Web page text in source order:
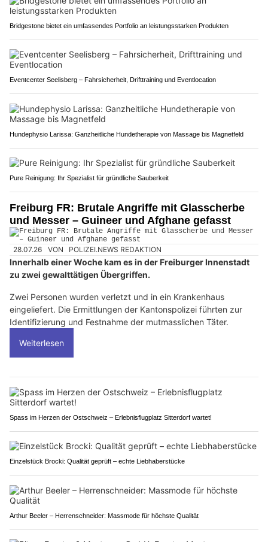
Bridgestone bietet ein umfassendes Portfolio an leistungsstarken Produkten
Eventcenter Seelisberg – Fahrsicherheit, Drifttraining und Eventlocation
Hundephysio Larissa: Ganzheitliche Hundetherapie von Massage bis Magnetfeld
Pure Reinigung: Ihr Spezialist für gründliche Sauberkeit
Freiburg FR: Brutale Angriffe mit Glasscherbe
und Messer – Guineer und Afghane gefasst
28.07.26 VON POLIZEI.NEWS REDAKTION
Innerhalb einer Woche kam es in der Freiburger Innenstadt
zu zwei gewalttätigen Übergriffen.
Zwei Personen wurden verletzt und in ein Krankenhaus
eingeliefert. Die Ermittlungen der Kantonspolizei führten zur
Identifizierung und Festnahme der mutmasslichen Täter.
Weiterlesen
Spass im Herzen der Ostschweiz – Erlebnisflugplatz Sitterdorf wartet!
Einzelstück Brocki: Qualität geprüft – echte Liebhaberstücke
Arthur Beeler – Herrenschneider: Massmode für höchste Qualität